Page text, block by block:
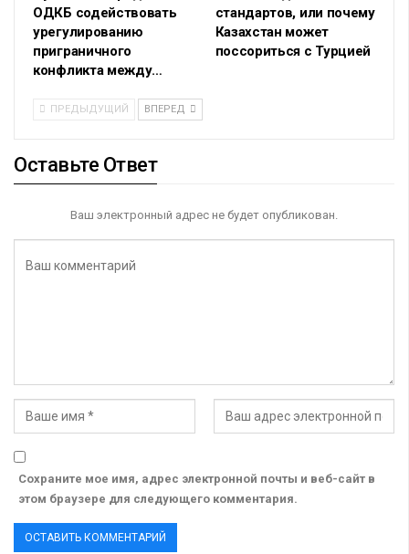
ОДКБ содействовать
урегулированию
приграничного
конфликта между…
стандартов, или почему
Казахстан может
поссориться с Турцией
ПРЕДЫДУЩИЙ ВПЕРЕД
Оставьте Ответ
Ваш электронный адрес не будет опубликован.
Сохраните мое имя, адрес электронной почты и веб-сайт в
этом браузере для следующего комментария.